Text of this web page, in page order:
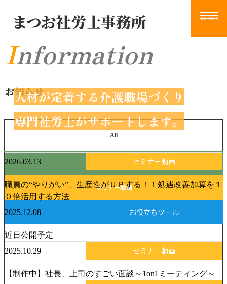
ホーム
サービス
お知らせ
ツール
事務所案内
お問い合わせ
人材が定着する介護職場づくり
専門社労士がサポートします。
Information
お知らせ
All
セミナー動画
お役立ちツール
2026.03.13 セミナー動画
職員の“やりがい”、生産性がＵＰする！！処遇改善加算を１
０倍活用する方法
2025.12.08
お役立ちツール
近日公開予定
2025.10.29
セミナー動画
【制作中】社長、上司のすごい面談～1on1ミーティング～